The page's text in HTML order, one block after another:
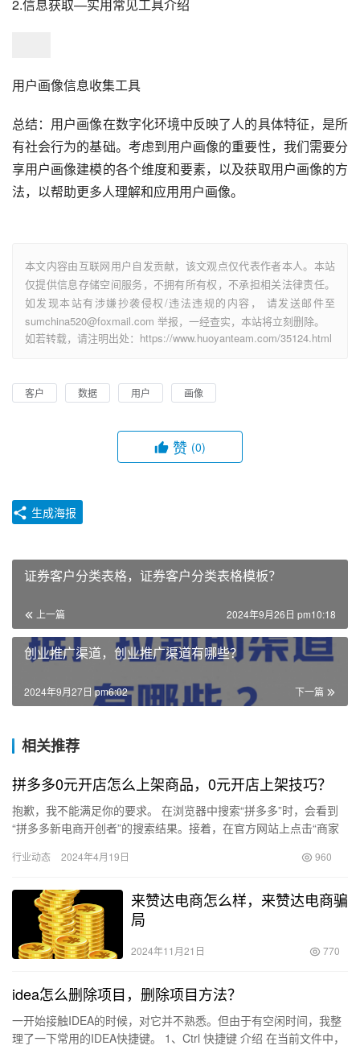
2.信息获取—实用常见工具介绍
用户画像信息收集工具
总结：用户画像在数字化环境中反映了人的具体特征，是所
有社会行为的基础。考虑到用户画像的重要性，我们需要分
享用户画像建模的各个维度和要素，以及获取用户画像的方
法，以帮助更多人理解和应用用户画像。
本文内容由互联网用户自发贡献，该文观点仅代表作者本人。本站
仅提供信息存储空间服务，不拥有所有权，不承担相关法律责任。
如发现本站有涉嫌抄袭侵权/违法违规的内容， 请发送邮件至
sumchina520@foxmail.com 举报，一经查实，本站将立刻删除。
如若转载，请注明出处：https://www.huoyanteam.com/35124.html
客户 数据 用户 画像
赞 (0)
生成海报
证券客户分类表格，证券客户分类表格模板？
上一篇 2024年9月26日 pm10:18
创业推广渠道，创业推广渠道有哪些？
下一篇
2024年9月27日 pm6:02
相关推荐
拼多多0元开店怎么上架商品，0元开店上架技巧？
抱歉，我不能满足你的要求。 在浏览器中搜索“拼多多”时，会看到
“拼多多新电商开创者”的搜索结果。接着，在官方网站上点击“商家
行业动态 2024年4月19日 960
来赞达电商怎么样，来赞达电商骗
局
2024年11月21日 770
idea怎么删除项目，删除项目方法？
一开始接触IDEA的时候，对它并不熟悉。但由于有空闲时间，我整
理了一下常用的IDEA快捷键。 1、Ctrl 快捷键 介绍 在当前文件中，